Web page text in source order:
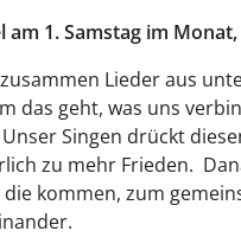
am 1. Samstag im
Lieder aus
das geht, was uns
Singen drückt
zu mehr Frieden.
kommen, zum